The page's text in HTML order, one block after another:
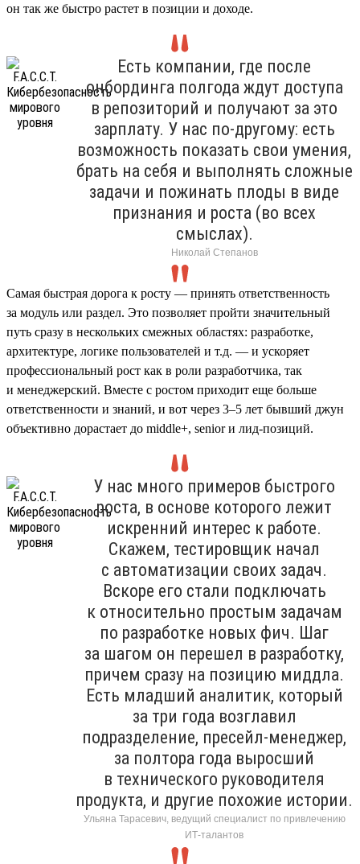
он так же быстро растет в позиции и доходе.
Есть компании, где после
онбординга полгода ждут доступа
в репозиторий и получают за это
зарплату. У нас по-другому: есть
возможность показать свои умения,
брать на себя и выполнять сложные
задачи и пожинать плоды в виде
признания и роста (во всех
смыслах).
Николай Степанов
Самая быстрая дорога к росту — принять ответственность
за модуль или раздел. Это позволяет пройти значительный
путь сразу в нескольких смежных областях: разработке,
архитектуре, логике пользователей и т.д. — и ускоряет
профессиональный рост как в роли разработчика, так
и менеджерский. Вместе с ростом приходит еще больше
ответственности и знаний, и вот через 3–5 лет бывший джун
объективно дорастает до middle+, senior и лид-позиций.
У нас много примеров быстрого
роста, в основе которого лежит
искренний интерес к работе.
Скажем, тестировщик начал
с автоматизации своих задач.
Вскоре его стали подключать
к относительно простым задачам
по разработке новых фич. Шаг
за шагом он перешел в разработку,
причем сразу на позицию миддла.
Есть младший аналитик, который
за три года возглавил
подразделение, пресейл-менеджер,
за полтора года выросший
в технического руководителя
продукта, и другие похожие истории.
Ульяна Тарасевич, ведущий специалист по привлечению
ИТ-талантов